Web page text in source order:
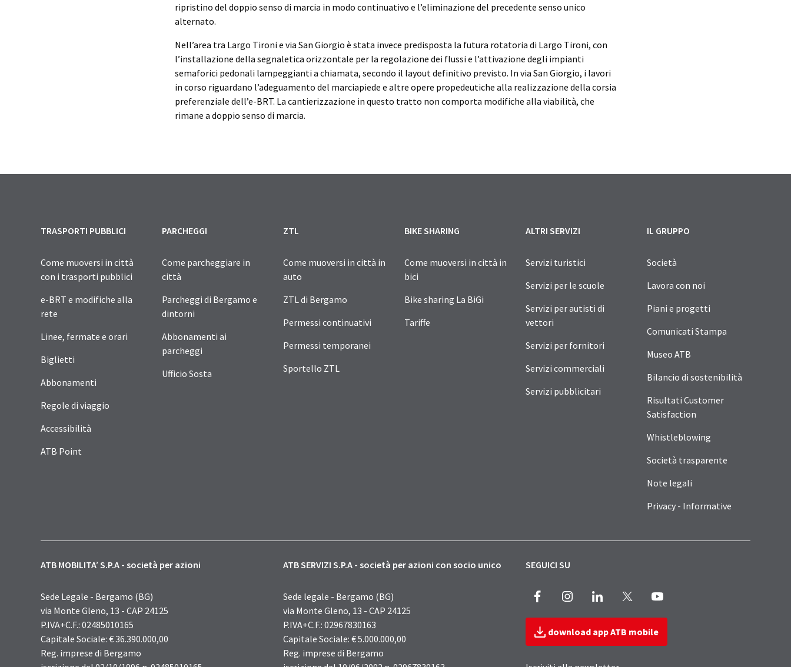
ripristino del doppio senso di marcia in modo continuativo e l’eliminazione del precedente senso unico
alternato.
Nell’area tra Largo Tironi e via San Giorgio è stata invece predisposta la futura rotatoria di Largo Tironi, con
l’installazione della segnaletica orizzontale per la regolazione dei flussi e l’attivazione degli impianti
semaforici pedonali lampeggianti a chiamata, secondo il layout definitivo previsto. In via San Giorgio, i lavori
in corso riguardano l’adeguamento del marciapiede e altre opere propedeutiche alla realizzazione della corsia
preferenziale dell’e-BRT. La cantierizzazione in questo tratto non comporta modifiche alla viabilità, che
rimane a doppio senso di marcia.
TRASPORTI PUBBLICI
Come muoversi in città
con i trasporti pubblici
e-BRT e modifiche alla
rete
Linee, fermate e orari
Biglietti
Abbonamenti
Regole di viaggio
Accessibilità
ATB Point
PARCHEGGI
Come parcheggiare in
città
Parcheggi di Bergamo e
dintorni
Abbonamenti ai
parcheggi
Ufficio Sosta
ZTL
Come muoversi in città in
auto
ZTL di Bergamo
Permessi continuativi
Permessi temporanei
Sportello ZTL
BIKE SHARING
Come muoversi in città in
bici
Bike sharing La BiGi
Tariffe
ALTRI SERVIZI
Servizi turistici
Servizi per le scuole
Servizi per autisti di
vettori
Servizi per fornitori
Servizi commerciali
Servizi pubblicitari
IL GRUPPO
Società
Lavora con noi
Piani e progetti
Comunicati Stampa
Museo ATB
Bilancio di sostenibilità
Risultati Customer
Satisfaction
Whistleblowing
Società trasparente
Note legali
Privacy - Informative
ATB MOBILITA’ S.P.A - società per azioni
Sede Legale - Bergamo (BG)
via Monte Gleno, 13 - CAP 24125
P.IVA+C.F.: 02485010165
Capitale Sociale: € 36.390.000,00
Reg. imprese di Bergamo
ATB SERVIZI S.P.A - società per azioni con socio unico
Sede legale - Bergamo (BG)
via Monte Gleno, 13 - CAP 24125
P.IVA+C.F.: 02967830163
Capitale Sociale: € 5.000.000,00
Reg. imprese di Bergamo
SEGUICI SU
Facebook InstagramLinkedIn
download app ATB mobile